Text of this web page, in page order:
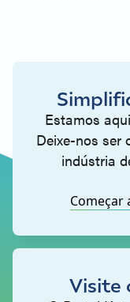
Estamos
Deixe-nos ser
indústria
Começar
Visite